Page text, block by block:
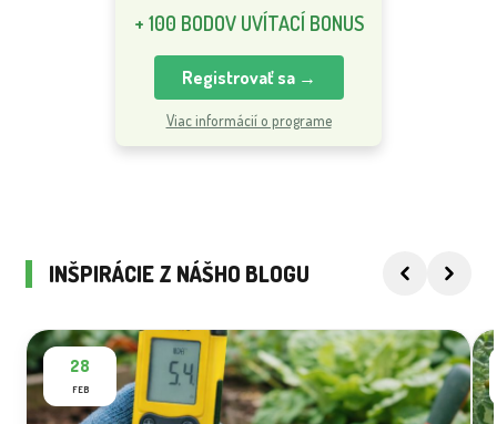
+ 100 BODOV UVÍTACÍ BONUS
Registrovať sa →
Viac informácií o programe
INŠPIRÁCIE Z NÁŠHO BLOGU
28
FEB